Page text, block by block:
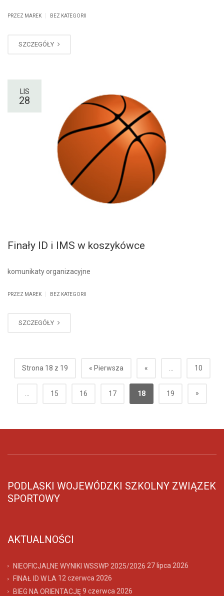
PRZEZ MAREK BEZ KATEGORII
SZCZEGÓŁY
LIS
28
Finały ID i IMS w koszykówce
komunikaty organizacyjne
PRZEZ MAREK BEZ KATEGORII
SZCZEGÓŁY
Strona 18 z 19 « Pierwsza « 10
15 16 17 18 19 »
PODLASKI WOJEWÓDZKI SZKOLNY ZWIĄZEK
SPORTOWY
AKTUALNOŚCI
NIEOFICJALNE WYNIKI WSSWP 2025/2026 27 lipca 2026
FINAŁ ID W LA 12 czerwca 2026
BIEG NA ORIENTACJĘ9 czerwca 2026